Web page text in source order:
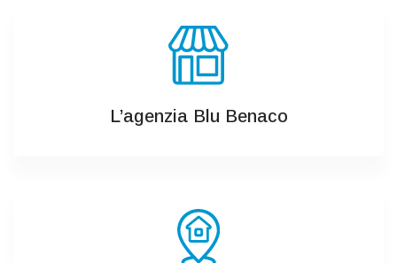
L’agenzia Blu Benaco